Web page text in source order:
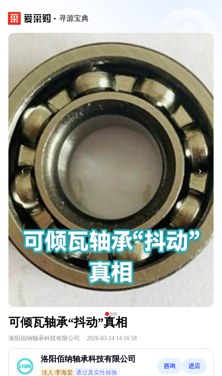
寻源宝典
‹ ›
可倾瓦轴承“抖动”真相
洛阳佰纳轴承科技有限公司 · 2026-03-14 14:16:58
洛阳佰纳轴承科技有限公司
法人:李海棠 通过真实性核验
咨询 进店